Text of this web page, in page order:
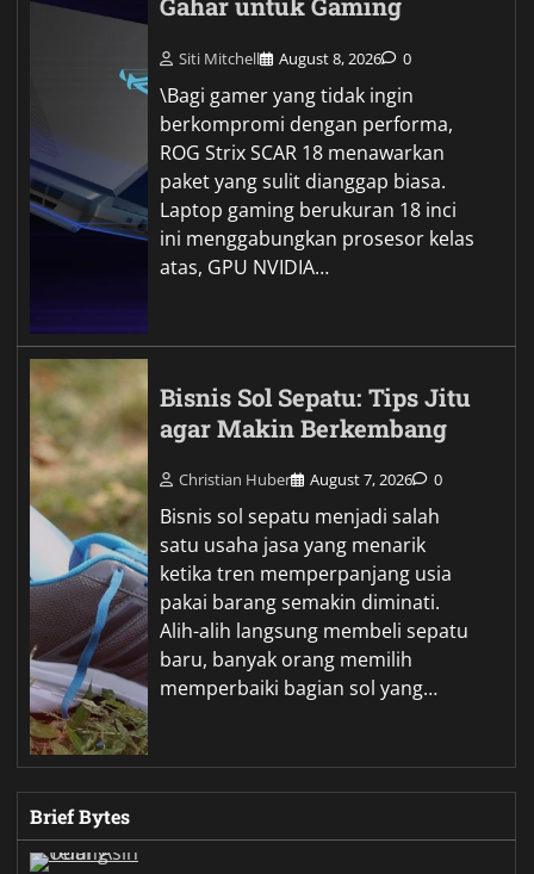
Gahar untuk Gaming
Siti Mitchell August 8, 2026 0
\Bagi gamer yang tidak ingin
berkompromi dengan performa,
ROG Strix SCAR 18 menawarkan
paket yang sulit dianggap biasa.
Laptop gaming berukuran 18 inci
ini menggabungkan prosesor kelas
atas, GPU NVIDIA…
Bisnis Sol Sepatu: Tips Jitu
agar Makin Berkembang
Christian Huber August 7, 2026 0
Bisnis sol sepatu menjadi salah
satu usaha jasa yang menarik
ketika tren memperpanjang usia
pakai barang semakin diminati.
Alih-alih langsung membeli sepatu
baru, banyak orang memilih
memperbaiki bagian sol yang…
Brief Bytes